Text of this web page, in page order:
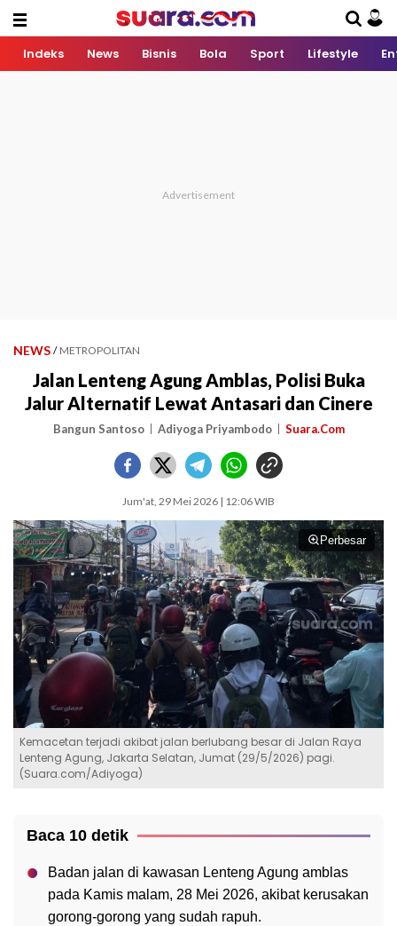
Indeks News Bisnis Bola Sport Lifestyle
NEWS / METROPOLITAN
Jalan Lenteng Agung Amblas, Polisi Buka
Jalur Alternatif Lewat Antasari dan Cinere
Bangun Santoso Adiyoga Priyambodo Suara.Com
Jum'at, 29 Mei 2026 | 12:06 WIB
Perbesar
Kemacetan terjadi akibat jalan berlubang besar di Jalan Raya
Lenteng Agung, Jakarta Selatan, Jumat (29/5/2026) pagi.
(Suara.com/Adiyoga)
Baca 10 detik
Badan jalan di kawasan Lenteng Agung amblas
pada Kamis malam, 28 Mei 2026, akibat kerusakan
gorong-gorong yang sudah rapuh.